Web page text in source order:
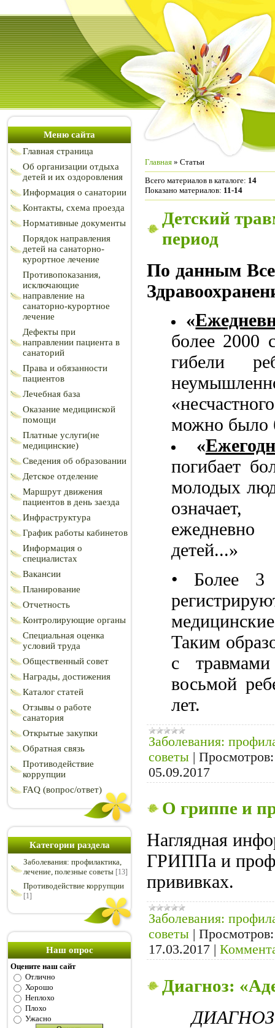
Меню сайта
Главная страница
Об организации отдыха
детей и их оздоровления
Информация о санатории
Контакты, схема проезда
Нормативные документы
Порядок направления
детей на санаторно-
курортное лечение
Противопоказания,
исключающие
направление на
санаторно-курортное
лечение
Дефекты при
направлении пациента в
санаторий
Права и обязанности
пациентов
Лечебная база
Оказание медицинской
помощи
Платные услуги(не
медицинские)
Сведения об образовании
Детское отделение
Маршрут движения
пациентов в день заезда
Инфраструктура
График работы кабинетов
Информация о
специалистах
Вакансии
Планирование
Отчетность
Контролирующие органы
Специальная оценка
условий труда
Общественный совет
Награды, достижения
Каталог статей
Отзывы о работе
санатория
Открытые закупки
Обратная связь
Противодействие
коррупции
FAQ (вопрос/ответ)
Категории раздела
Заболевания: профилактика,
лечение, полезные советы [13]
Противодействие коррупции
[1]
Наш опрос
Оцените наш сайт
Отлично
Хорошо
Неплохо
Плохо
Ужасно
Главная » Статьи
Всего материалов в каталоге: 14
Показано материалов: 11-14
Детский
период
По данным
«
более 2000
гибели
можно было
«
погибает
молодых
детей...»
• Более 3
Таким
с
восьмой
лет.
Заболевания:
советы | Просмотров:
05.09.2017
О гриппе и
Наглядная
ГРИППа и
прививках.
Заболевания:
советы | Просмотров:
17.03.2017 |
Диагноз: